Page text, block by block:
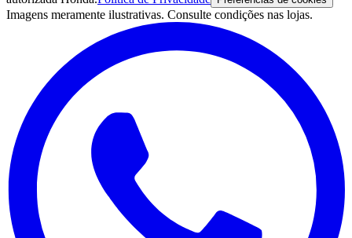
Imagens meramente ilustrativas. Consulte condições nas lojas.